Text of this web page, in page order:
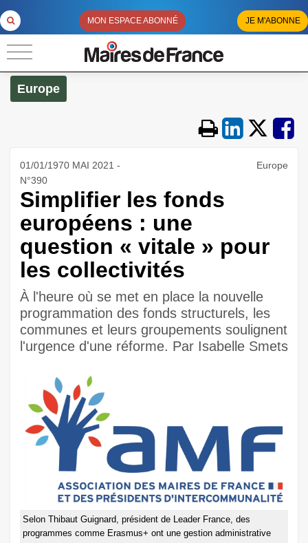
MON ESPACE ABONNÉ JE M'ABONNE
Europe
01/01/1970 MAI 2021 -
N°390
Europe
Simplifier les fonds
européens : une
question « vitale » pour
les collectivités
À l'heure où se met en place la nouvelle
programmation des fonds structurels, les
communes et leurs groupements soulignent
l'urgence d'une réforme. Par Isabelle Smets
Selon Thibaut Guignard, président de Leader France, des
programmes comme Erasmus+ ont une gestion administrative